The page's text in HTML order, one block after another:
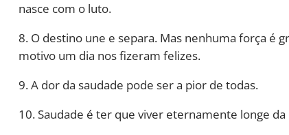
nasce com o luto.
8. O destino une e separa. Mas nenhuma força é
motivo um dia nos fizeram felizes.
9. A dor da saudade pode ser a pior de todas.
10. Saudade é ter que viver eternamente longe